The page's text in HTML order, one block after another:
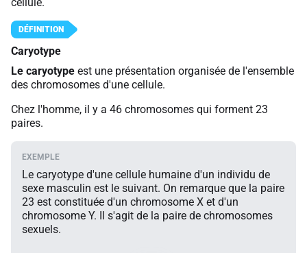
Caryotype
Le caryotype est une présentation organisée de l'ensemble
des chromosomes d'une cellule.
Chez l'homme, il y a 46 chromosomes qui forment 23
paires.
Le caryotype d'une cellule humaine d'un individu de
sexe masculin est le suivant. On remarque que la paire
23 est constituée d'un chromosome X et d'un
chromosome Y. Il s'agit de la paire de chromosomes
sexuels.